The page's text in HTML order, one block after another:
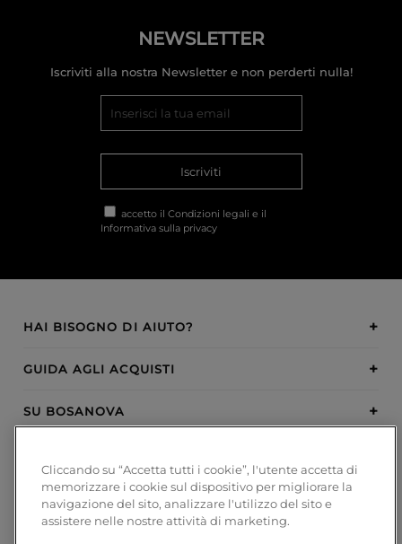
NEWSLETTER
Iscriviti alla nostra Newsletter e non perderti nulla!
Iscriviti
accetto il Condizioni legali e il
Informativa sulla privacy
HAI BISOGNO DI AIUTO?
GUIDA AGLI ACQUISTI
SU BOSANOVA
METODI DI PAGAMENTO
Cliccando su “Accetta tutti i cookie”, l'utente accetta di
memorizzare i cookie sul dispositivo per migliorare la
navigazione del sito, analizzare l'utilizzo del sito e
assistere nelle nostre attività di marketing.